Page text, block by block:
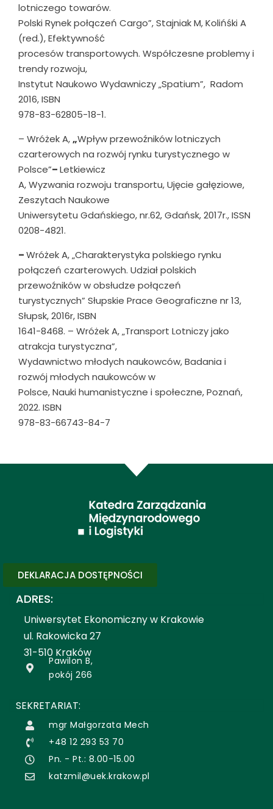
lotniczego towarów.
Polski Rynek połączeń Cargo”, Stajniak M, Kolińśki A
(red.), Efektywność
procesów transportowych. Współczesne problemy i
trendy rozwoju,
Instytut Naukowo Wydawniczy „Spatium”, Radom
2016, ISBN
978-83-62805-18-1.
– Wróżek A,„Wpływ przewoźników lotniczych
czarterowych na rozwój rynku turystycznego w
Polsce”–Letkiewicz
A, Wyzwania rozwoju transportu, Ujęcie gałęziowe,
Zeszytach Naukowe
Uniwersytetu Gdańskiego, nr.62, Gdańsk, 2017r., ISSN
0208-4821.
–Wróżek A, „Charakterystyka polskiego rynku
połączeń czarterowych. Udział polskich
przewoźników w obsłudze połączeń
turystycznych” Słupskie Prace Geograficzne nr 13,
Słupsk, 2016r, ISBN
1641-8468. – Wróżek A, „Transport Lotniczy jako
atrakcja turystyczna”,
Wydawnictwo młodych naukowców, Badania i
rozwój młodych naukowców w
Polsce, Nauki humanistyczne i społeczne, Poznań,
2022. ISBN
978-83-66743-84-7
DEKLARACJA DOSTĘPNOŚCI
ADRES:
Uniwersytet Ekonomiczny w Krakowie
ul. Rakowicka 27
31-510 Kraków
Pawilon B,
pokój 266
SEKRETARIAT:
mgr Małgorzata Mech
+48 12 293 53 70
Pn. - Pt.: 8.00-15.00
katzmil@uek.krakow.pl